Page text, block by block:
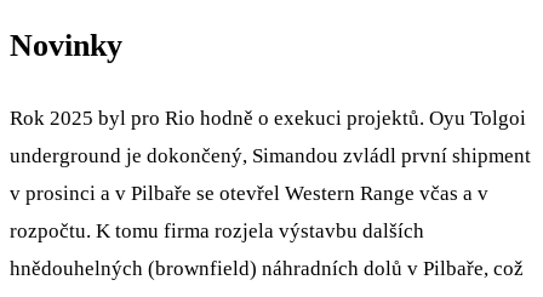
Novinky
Rok 2025 byl pro Rio hodně o exekuci projektů. Oyu Tolgoi
underground je dokončený, Simandou zvládl první shipment
v prosinci a v Pilbaře se otevřel Western Range včas a v
rozpočtu. K tomu firma rozjela výstavbu dalších
hnědouhelných (brownfield) náhradních dolů v Pilbaře, což